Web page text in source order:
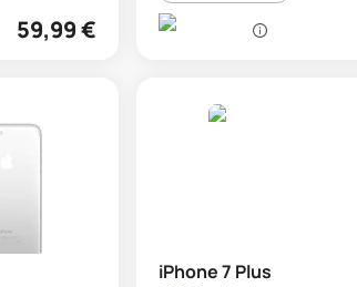
59,99€
iPhone 7 Plus